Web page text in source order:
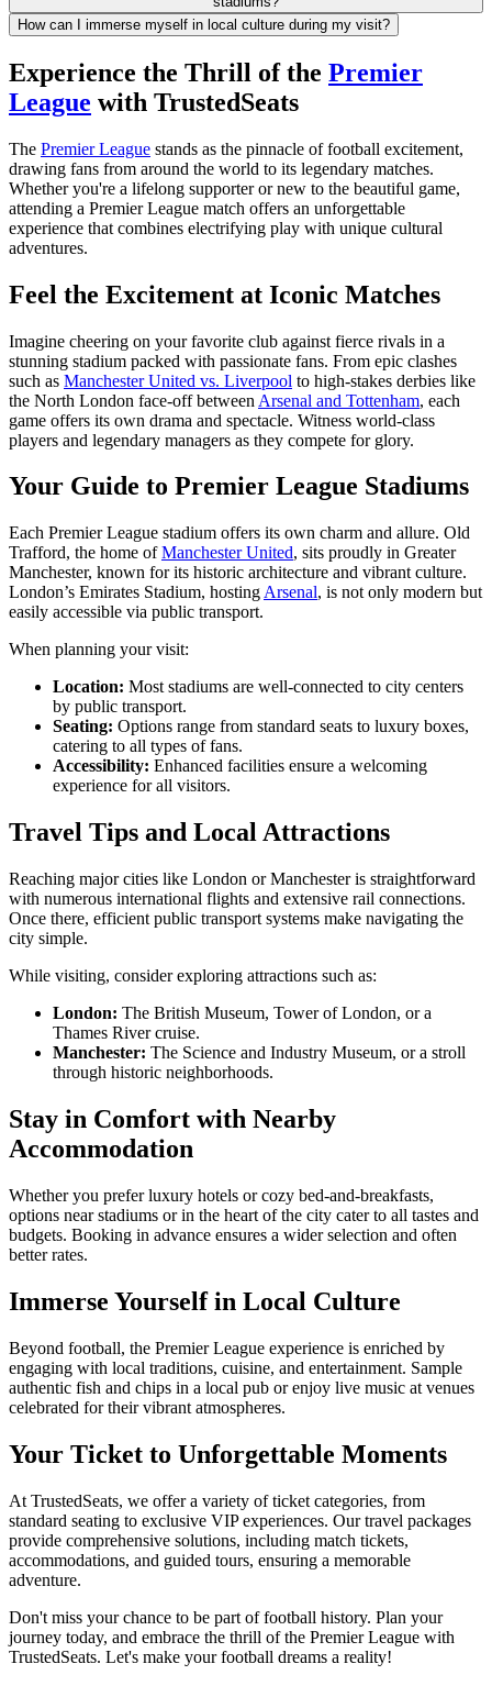
How can I immerse myself in local culture during my visit?
Experience the Thrill of the Premier
League with TrustedSeats
The Premier League stands as the pinnacle of football excitement,
drawing fans from around the world to its legendary matches.
Whether you're a lifelong supporter or new to the beautiful game,
attending a Premier League match offers an unforgettable
experience that combines electrifying play with unique cultural
adventures.
Feel the Excitement at Iconic Matches
Imagine cheering on your favorite club against fierce rivals in a
stunning stadium packed with passionate fans. From epic clashes
such as Manchester United vs. Liverpool to high-stakes derbies like
the North London face-off between Arsenal and Tottenham, each
game offers its own drama and spectacle. Witness world-class
players and legendary managers as they compete for glory.
Your Guide to Premier League Stadiums
Each Premier League stadium offers its own charm and allure. Old
Trafford, the home ofManchester United, sits proudly in Greater
Manchester, known for its historic architecture and vibrant culture.
London’s Emirates Stadium, hosting Arsenal, is not only modern but
easily accessible via public transport.
When planning your visit:
Location: Most stadiums are well-connected to city centers
by public transport.
Seating: Options range from standard seats to luxury boxes,
catering to all types of fans.
Accessibility: Enhanced facilities ensure a welcoming
experience for all visitors.
Travel Tips and Local Attractions
Reaching major cities like London or Manchester is straightforward
with numerous international flights and extensive rail connections.
Once there, efficient public transport systems make navigating the
city simple.
While visiting, consider exploring attractions such as:
London: The British Museum, Tower of London, or a
Thames River cruise.
Manchester: The Science and Industry Museum, or a stroll
through historic neighborhoods.
Stay in Comfort with Nearby
Accommodation
Whether you prefer luxury hotels or cozy bed-and-breakfasts,
options near stadiums or in the heart of the city cater to all tastes and
budgets. Booking in advance ensures a wider selection and often
better rates.
Immerse Yourself in Local Culture
Beyond football, the Premier League experience is enriched by
engaging with local traditions, cuisine, and entertainment. Sample
authentic fish and chips in a local pub or enjoy live music at venues
celebrated for their vibrant atmospheres.
Your Ticket to Unforgettable Moments
At TrustedSeats, we offer a variety of ticket categories, from
standard seating to exclusive VIP experiences. Our travel packages
provide comprehensive solutions, including match tickets,
accommodations, and guided tours, ensuring a memorable
adventure.
Don't miss your chance to be part of football history. Plan your
journey today, and embrace the thrill of the Premier League with
TrustedSeats. Let's make your football dreams a reality!